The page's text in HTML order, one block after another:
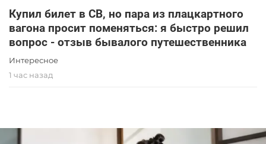
Купил билет в СВ, но пара из плацкартного
вагона просит поменяться: я быстро решил
вопрос - отзыв бывалого путешественника
Интересное
1 час назад